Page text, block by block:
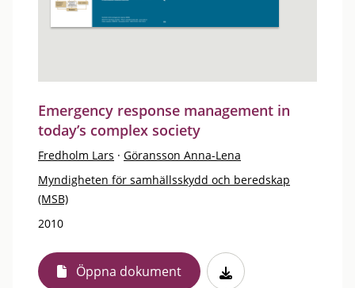
Emergency response management in
today’s complex society
Fredholm Lars · Göransson Anna-Lena
Myndigheten för samhällsskydd och beredskap
(MSB)
2010
Öppna dokument